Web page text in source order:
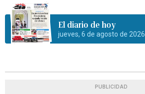
El diario de hoy
jueves, 6 de agosto de 2026
PUBLICIDAD